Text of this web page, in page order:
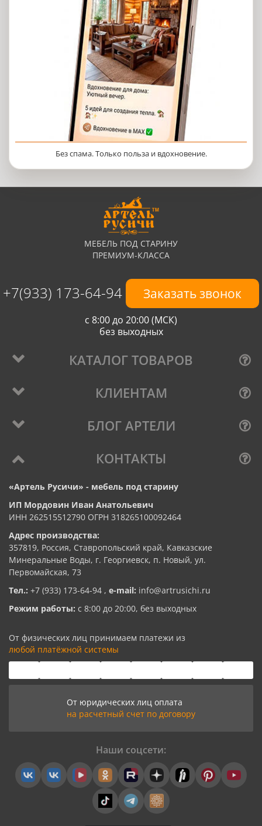
Без спама. Только польза и вдохновение.
МЕБЕЛЬ ПОД СТАРИНУ
ПРЕМИУМ-КЛАССА
+7(933) 173-64-94 Заказать звонок
с 8:00 до 20:00 (МСК)
без выходных
КАТАЛОГ ТОВАРОВ
КЛИЕНТАМ
БЛОГ АРТЕЛИ
КОНТАКТЫ
«Артель Русичи» - мебель под старину
ИП Мордовин Иван Анатольевич
ИНН 262515512790 ОГРН 318265100092464
Адрес производства:
357819, Россия, Ставропольский край, Кавказские
Минеральные Воды, г. Георгиевск, п. Новый, ул.
Первомайская, 73
Тел.: +7 (933) 173-64-94 , e-mail: info@artrusichi.ru
Режим работы: с 8:00 до 20:00, без выходных
От физических лиц принимаем платежи из
любой платёжной системы
От юридических лиц оплата
на расчетный счет по договору
Наши соцсети: